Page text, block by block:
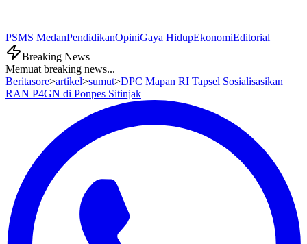
PSMS MedanPendidikanOpiniGaya HidupEkonomiEditorial
Breaking News
Memuat breaking news...
Beritasore>artikel>sumut>DPC Mapan RI Tapsel Sosialisasikan
RAN P4GN di Ponpes Sitinjak